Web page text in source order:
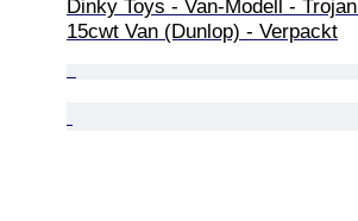
Dinky Toys - Van-Modell - Trojan
15cwt Van (Dunlop) - Verpackt